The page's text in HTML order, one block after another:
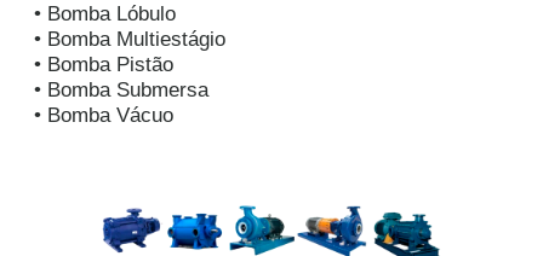
• Bomba Lóbulo
• Bomba Multiestágio
• Bomba Pistão
• Bomba Submersa
• Bomba Vácuo